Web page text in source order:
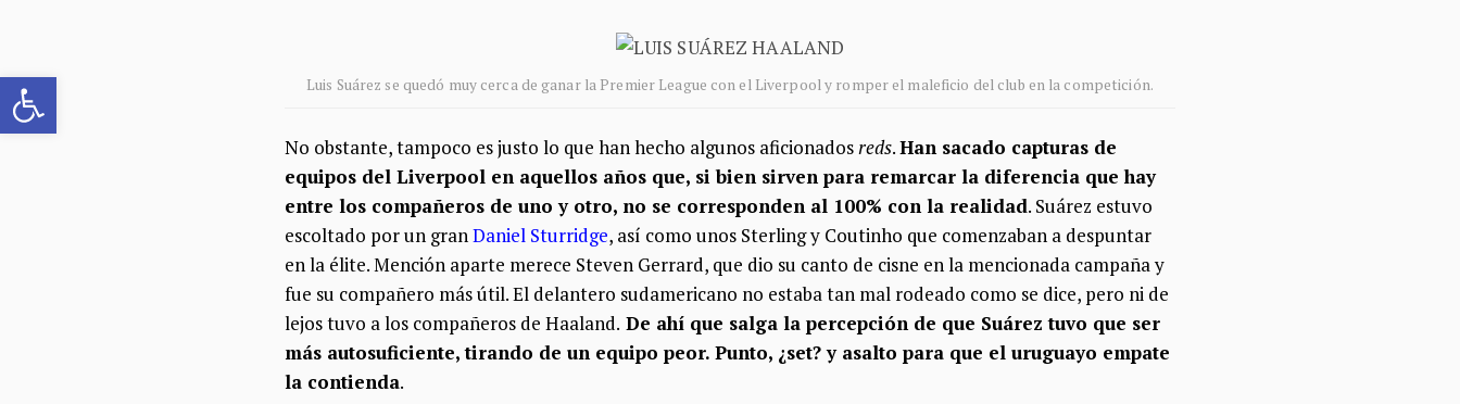
Abrir barra de herramientas Luis Suárez se quedó muy cerca de ganar la Premier League con el Liverpool y romper el maleficio del club en la competición.
No obstante, tampoco es justo lo que han hecho algunos aficionadosreds.Han sacado capturas de
equipos del Liverpool en aquellos años que, si bien sirven para remarcar la diferencia que hay
entre los compañeros de uno y otro, no se corresponden al 100% con la realidad. Suárez estuvo
escoltado por un granDaniel Sturridge, así como unos Sterling y Coutinho que comenzaban a despuntar
en la élite. Mención aparte merece Steven Gerrard, que dio su canto de cisne en la mencionada campaña y
fue su compañero más útil. El delantero sudamericano no estaba tan mal rodeado como se dice, pero ni de
lejos tuvo a los compañeros de Haaland. De ahí que salga la percepción de que Suárez tuvo que ser
más autosuficiente, tirando de un equipo peor. Punto, ¿set? y asalto para que el uruguayo empate
la contienda.